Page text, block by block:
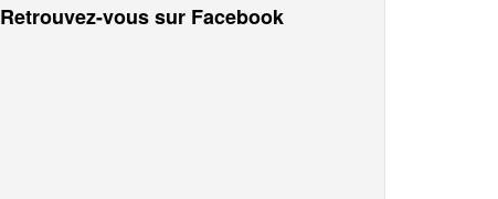
Retrouvez-vous sur Facebook